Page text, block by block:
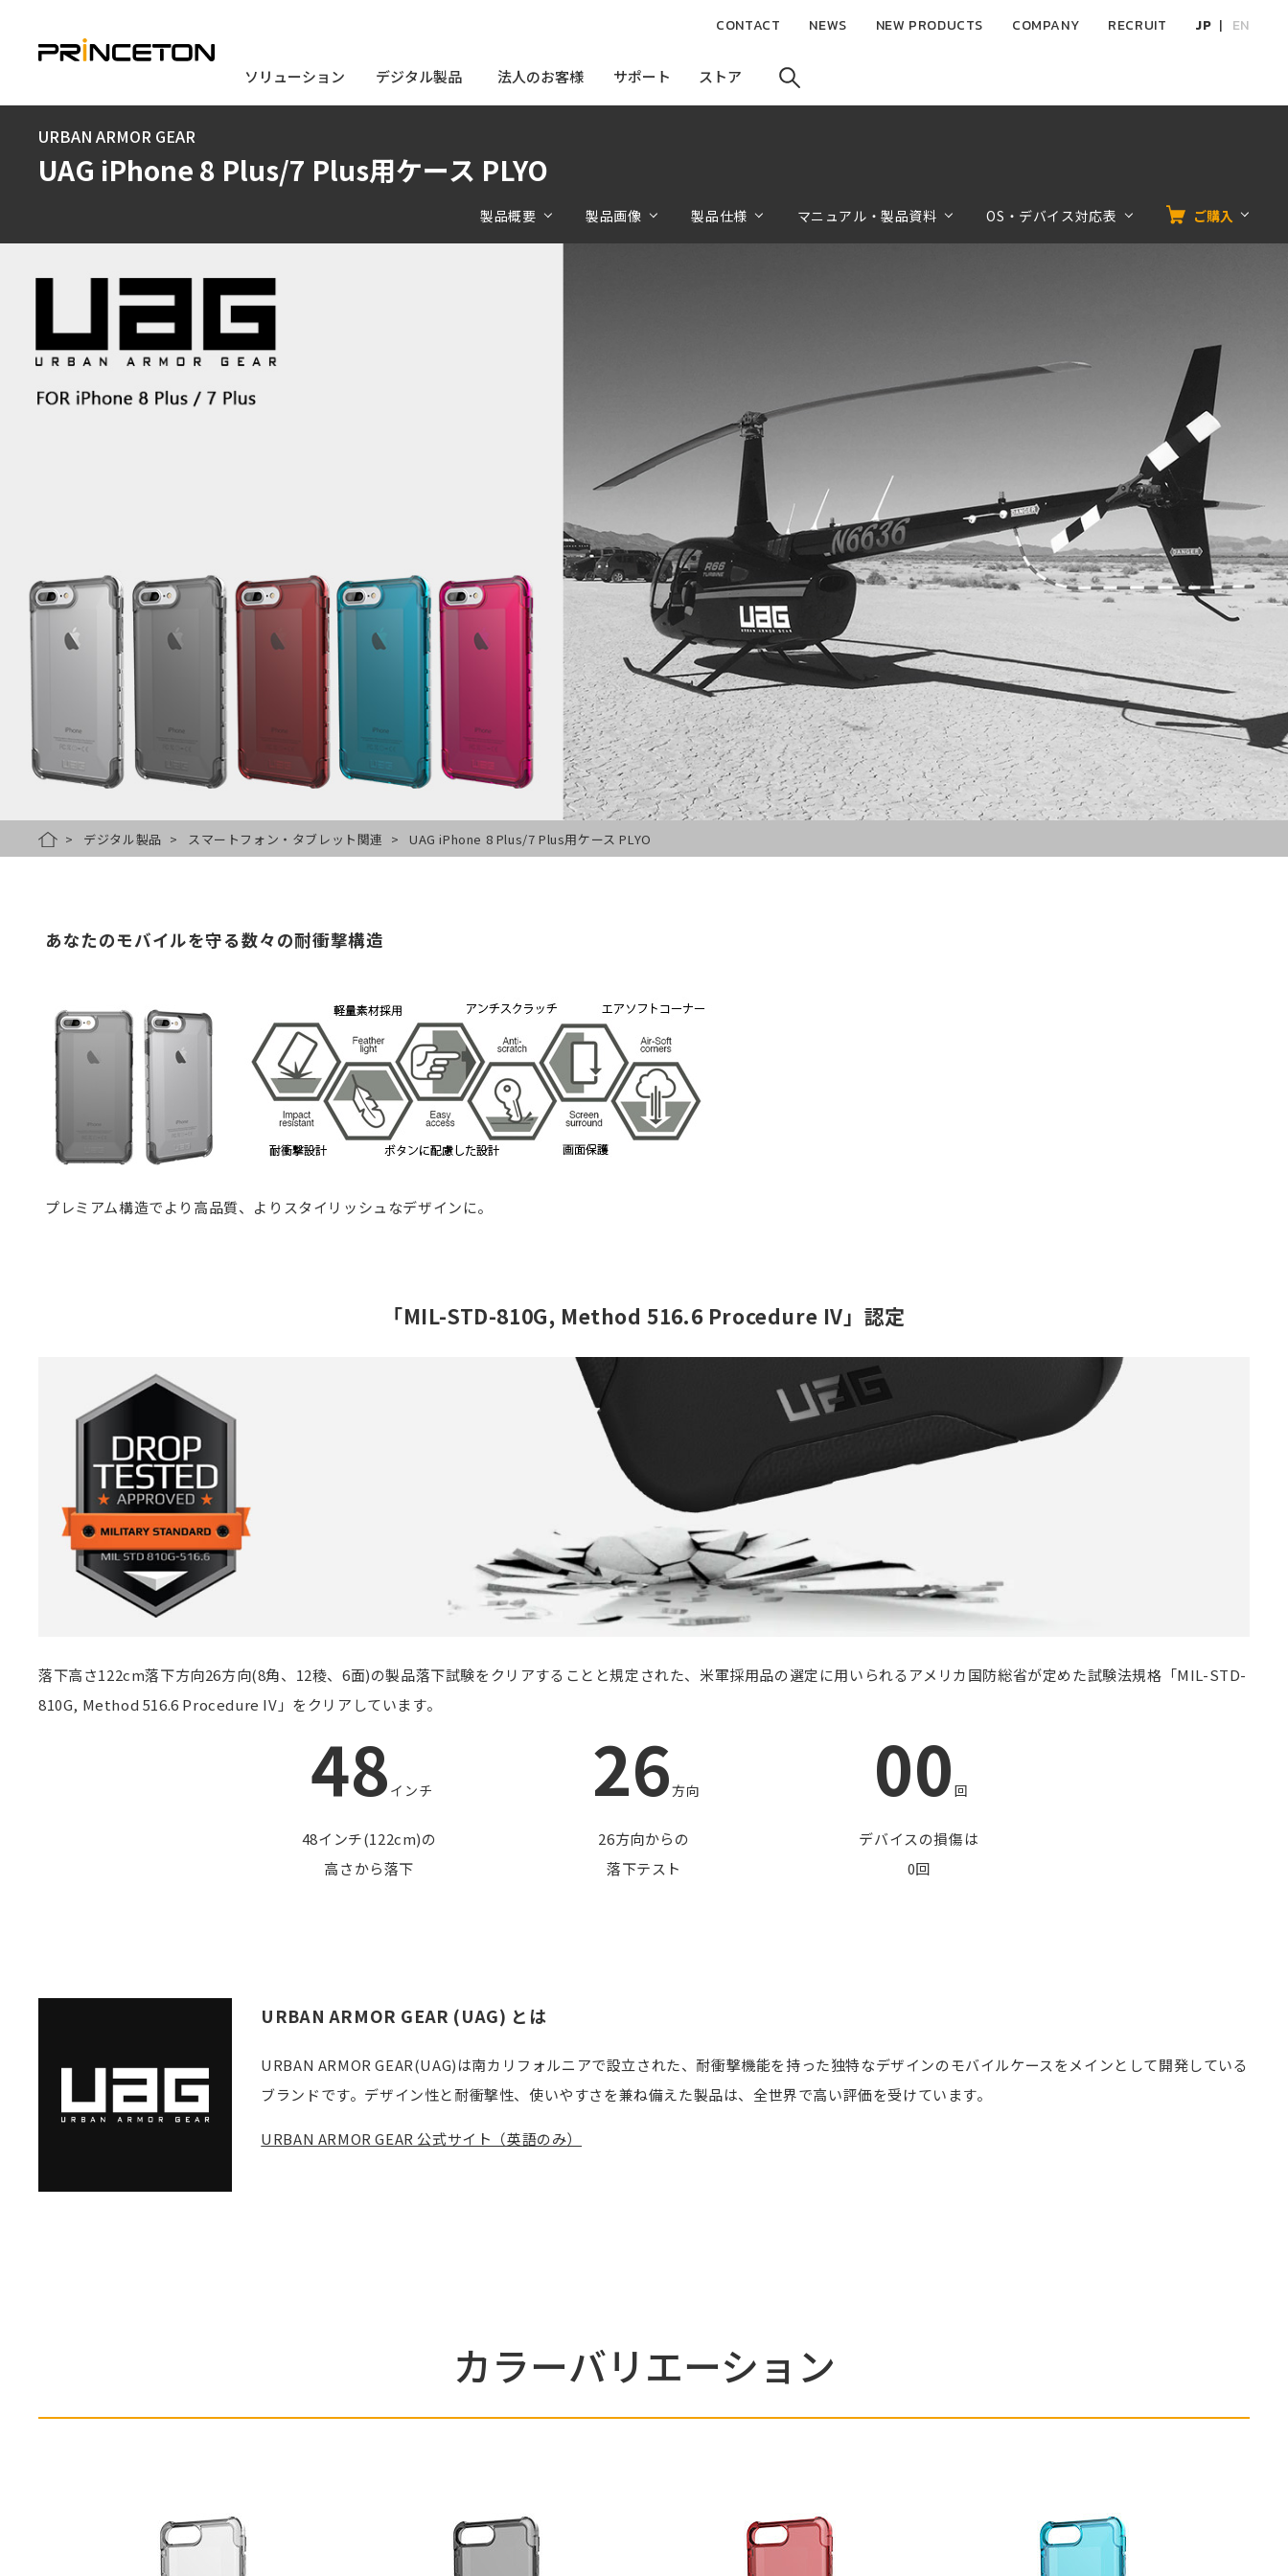
ン
ソリューション
ソリューション デジタル製品
デジタル製品 法人のお客様
法人のお客様 サポート
サポート ストア
ストア
CONTACT NEWS NEW PRODUCTS COMPANY RECRUIT JP EN
URBAN ARMOR GEAR
UAG iPhone 8 Plus/7 Plus用ケース PLYO
製品概要 製品画像 製品仕様 マニュアル・製品資料 OS・デバイス対応表 ご購入
HOMEデジタル製品 スマートフォン・タブレット関連 UAG iPhone 8 Plus/7 Plus用ケース PLYO
あなたのモバイルを守る数々の耐衝撃構造
プレミアム構造でより高品質、よりスタイリッシュなデザインに。
「MIL-STD-810G, Method 516.6 Procedure IV」認定
落下高さ122cm落下方向26方向(8角、12稜、6面)の製品落下試験をクリアすることと規定された、米軍採用品の選定に用いられるアメリカ国防総省が定めた試験法規格「MIL-STD-
810G, Method 516.6 Procedure IV」をクリアしています。
48 インチ
48インチ(122cm)の
高さから落下
26方向
26方向からの
落下テスト
00 回
デバイスの損傷は
0回
URBAN ARMOR GEAR (UAG) とは
URBAN ARMOR GEAR(UAG)は南カリフォルニアで設立された、耐衝撃機能を持った独特なデザインのモバイルケースをメインとして開発している
ブランドです。デザイン性と耐衝撃性、使いやすさを兼ね備えた製品は、全世界で高い評価を受けています。
URBAN ARMOR GEAR 公式サイト（英語のみ）
カラーバリエーション